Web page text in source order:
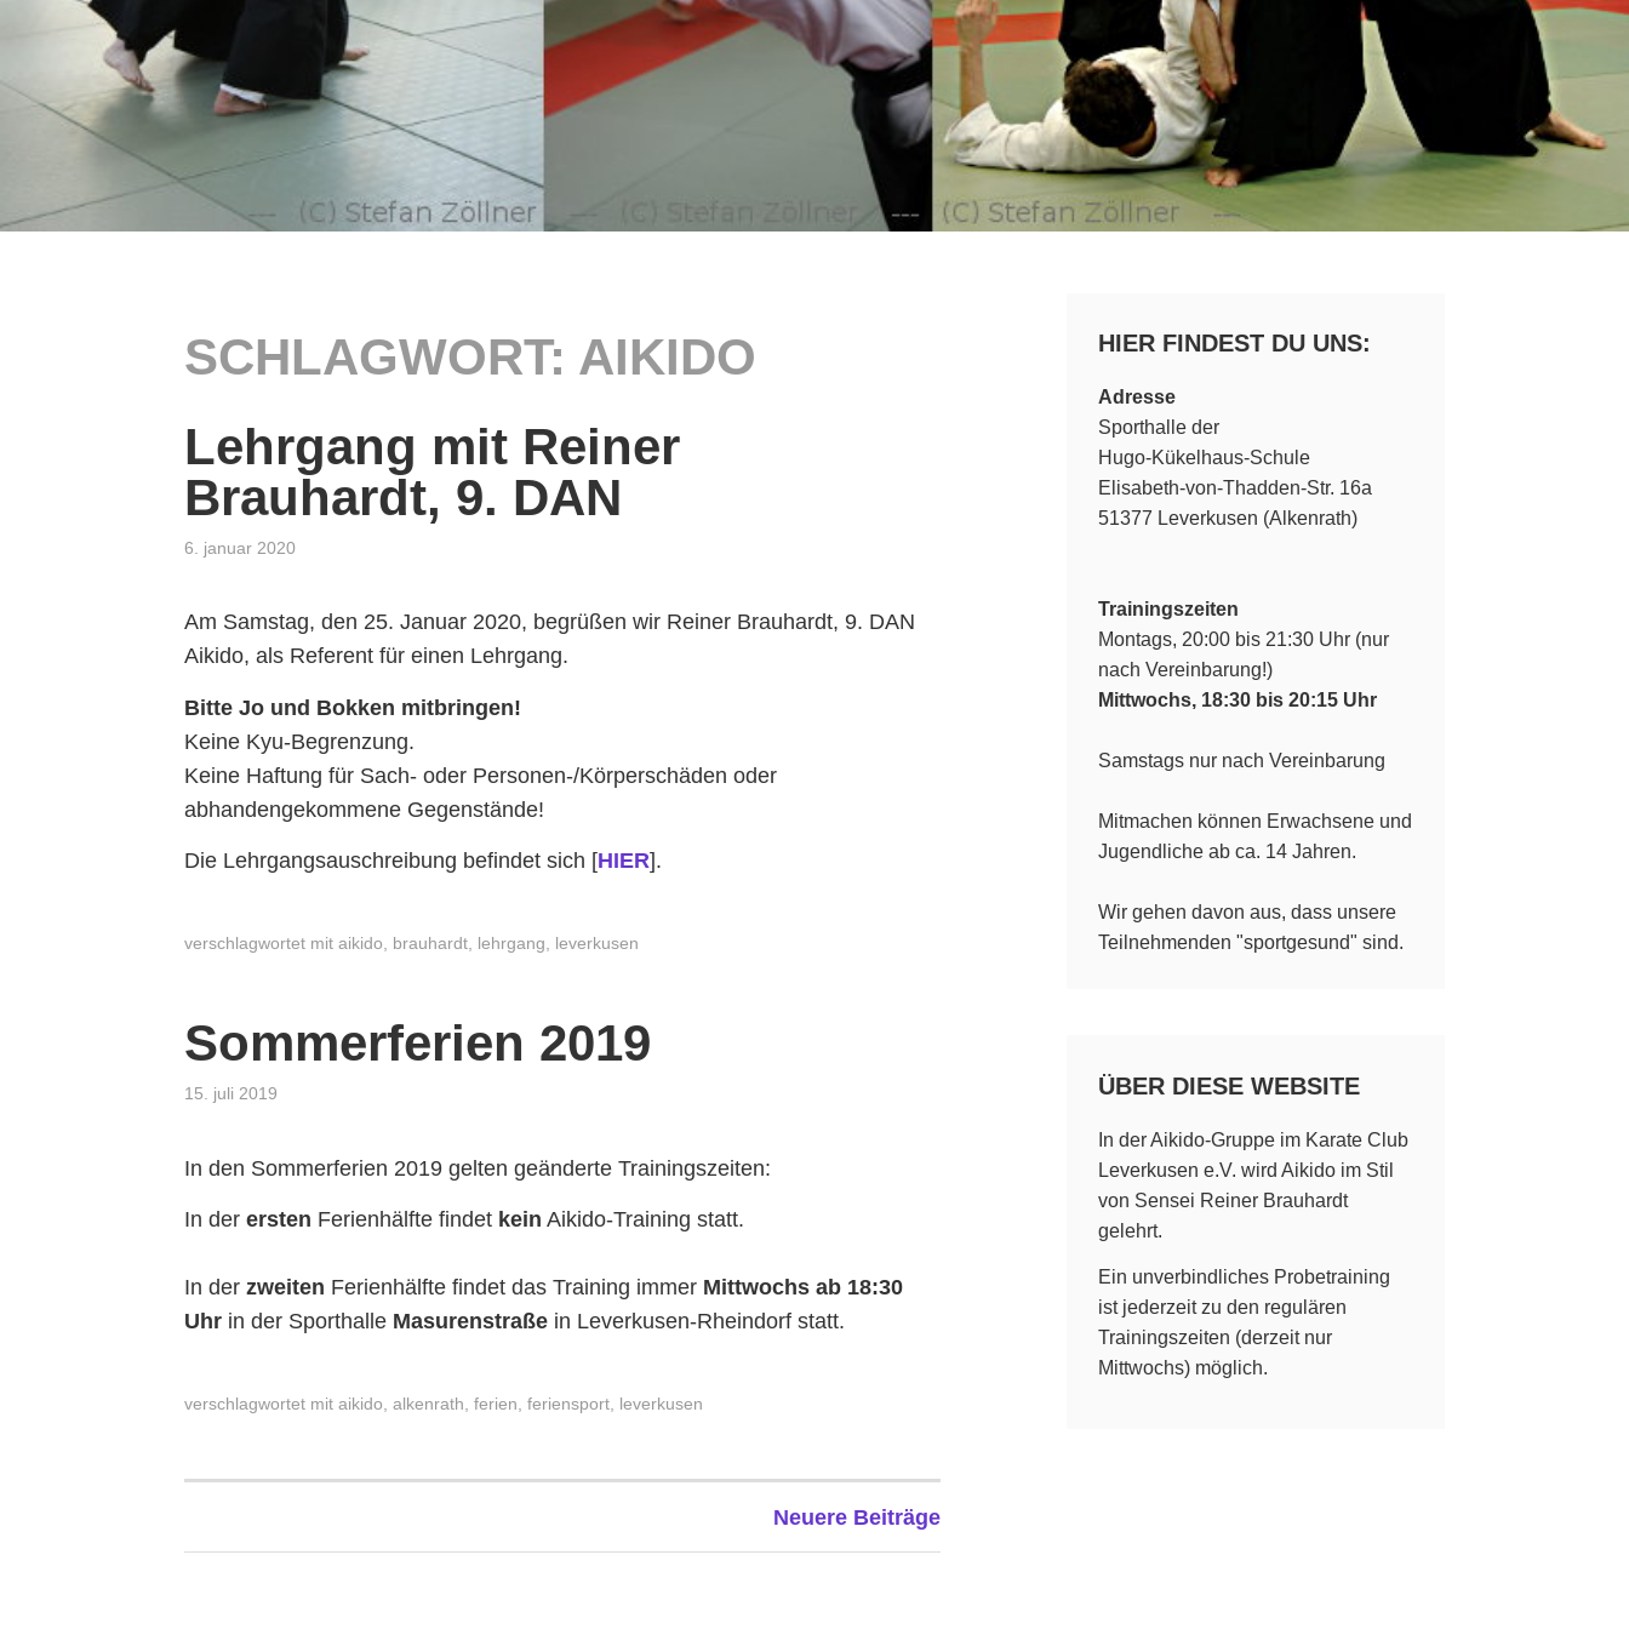
SCHLAGWORT: AIKIDO
Lehrgang mit Reiner
Brauhardt, 9. DAN
6. januar 2020
Am Samstag, den 25. Januar 2020, begrüßen wir Reiner Brauhardt, 9. DAN
Aikido, als Referent für einen Lehrgang.
Bitte Jo und Bokken mitbringen!
Keine Kyu-Begrenzung.
Keine Haftung für Sach- oder Personen-/Körperschäden oder
abhandengekommene Gegenstände!
Die Lehrgangsauschreibung befindet sich [HIER].
verschlagwortet mit aikido, brauhardt, lehrgang, leverkusen
Sommerferien 2019
15. juli 2019
In den Sommerferien 2019 gelten geänderte Trainingszeiten:
In der ersten Ferienhälfte findet kein Aikido-Training statt.
In der zweiten Ferienhälfte findet das Training immer Mittwochs ab 18:30
Uhr in der Sporthalle Masurenstraße in Leverkusen-Rheindorf statt.
verschlagwortet mit aikido alkenrath ferien feriensport leverkusen
Neuere Beiträge
HIER FINDEST DU UNS:
Adresse
Sporthalle der
Hugo-Kükelhaus-Schule
Elisabeth-von-Thadden-Str. 16a
51377 Leverkusen (Alkenrath)
Trainingszeiten
Montags, 20:00 bis 21:30 Uhr (nur
nach Vereinbarung!)
Mittwochs, 18:30 bis 20:15 Uhr
Samstags nur nach Vereinbarung
Mitmachen können Erwachsene und
Jugendliche ab ca. 14 Jahren.
Wir gehen davon aus, dass unsere
Teilnehmenden "sportgesund" sind.
ÜBER DIESE WEBSITE
In der Aikido-Gruppe im Karate Club
Leverkusen e.V. wird Aikido im Stil
von Sensei Reiner Brauhardt
gelehrt.
Ein unverbindliches Probetraining
ist jederzeit zu den regulären
Trainingszeiten (derzeit nur
Mittwochs) möglich.